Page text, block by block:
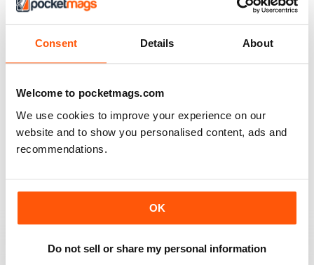
Consent Details About
Welcome to pocketmags.com
We use cookies to improve your experience on our
website and to show you personalised content, ads and
recommendations.
OK
Do not sell or share my personal information
I really enjoy reading the magazine, especially as we
are all in lock down now.
Recensito 11 febbraio 2021
RAILWAY MODELLER
Good range of articles on model railway layouts,
information on new products and articles on how to
Recensito 26 gennaio 2021
RAILWAY MODELLER